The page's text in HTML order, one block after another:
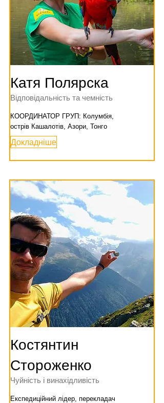
Катя Полярска
Відповідальність та чемність
КООРДИНАТОР ГРУП: Колумбія,
острів Кашалотів, Азори, Тонго
Докладніше
Костянтин
Стороженко
Чуйність і винахідливість
Експедиційний лідер, перекладач